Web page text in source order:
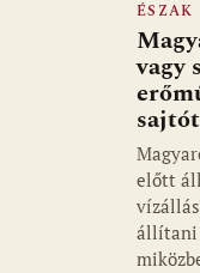
ÉSZAK
vagy
előtt
állítani